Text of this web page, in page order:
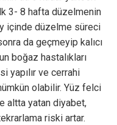
3- 8 hafta düzelmenin
içinde düzelme süreci
da geçmeyip kalıcı
boğaz hastalıkları
yapılır ve cerrahi
olabilir. Yüz felci
altta yatan diyabet,
riski artar.